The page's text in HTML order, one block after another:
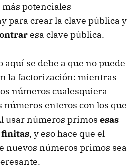
potenciales
para crear la clave pública y
esa clave pública.
aquí se debe a que no puede
la factorización: mientras
números cualesquiera
enteros con los que
usar números primos esas
finitas, y eso hace que el
nuevos números primos sea